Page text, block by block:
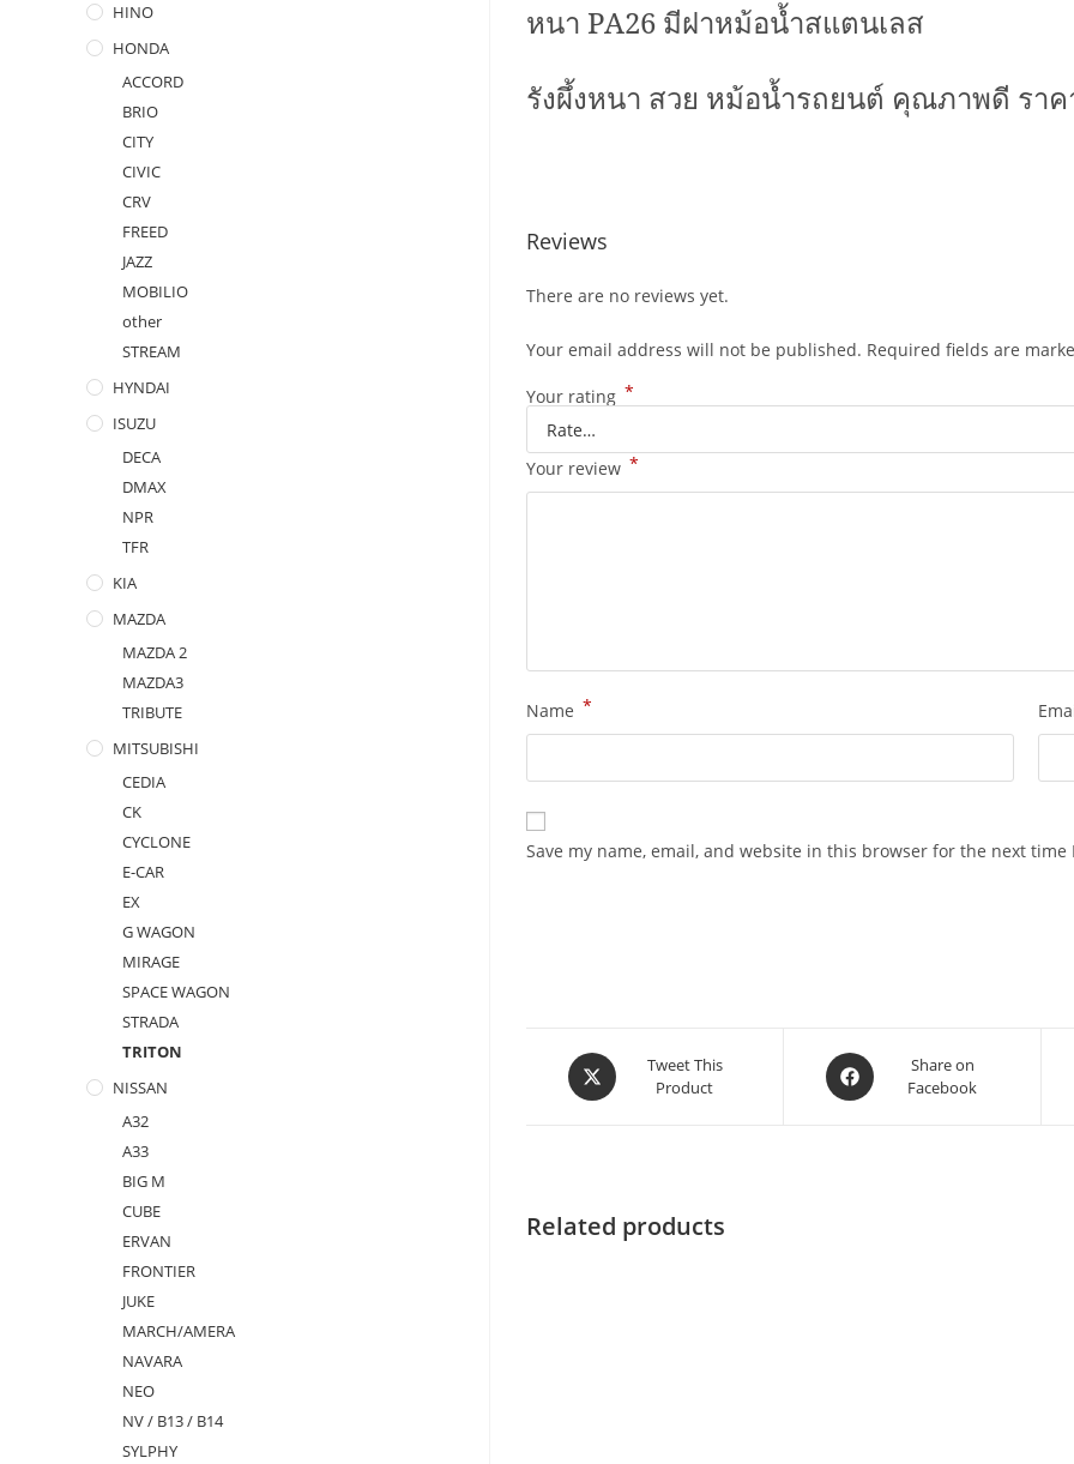
หนา PA26 มีฝาหม้อน้ำสแตนเลส
รังผึ้งหนา สวย หม้อน้ำรถยนต์ คุณภาพดี ราค
Reviews
There are no reviews yet.
Your email address will not be published. Required fields are
Your rating *
Your review *
Name *
Save my name, email, and website in this browser for the next time
Tweet This
Product
Share on
Facebook
Related products
HINO
HONDA
ACCORD
BRIO
CITY
CIVIC
CRV
FREED
JAZZ
MOBILIO
other
STREAM
HYNDAI
ISUZU
DECA
DMAX
NPR
TFR
KIA
MAZDA
MAZDA 2
MAZDA3
TRIBUTE
MITSUBISHI
CEDIA
CK
CYCLONE
E-CAR
EX
G WAGON
MIRAGE
SPACE WAGON
STRADA
TRITON
NISSAN
A32
A33
BIG M
CUBE
ERVAN
FRONTIER
JUKE
MARCH/AMERA
NAVARA
NEO
NV / B13 / B14
SYLPHY